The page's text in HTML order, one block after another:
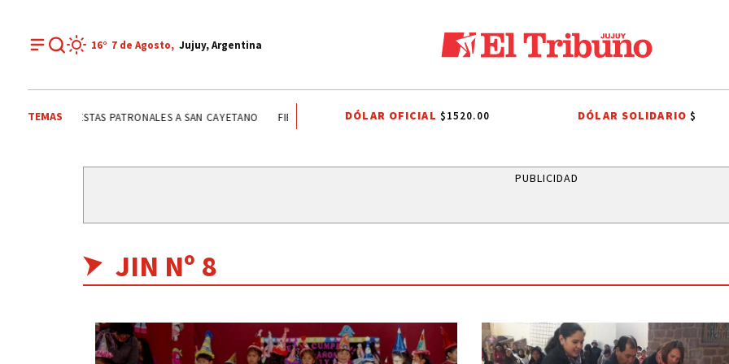
16° 7 de Agosto, Jujuy, Argentina
TEMAS FIESTAS PATRONALES A SAN CAYETANO FIESTAS PATRONALES A SAN CAYETANO FIESTAS PATRONALES A SAN CAYETANO
DÓLAR OFICIAL $1520.00 DÓLAR SOLIDARIO$
PUBLICIDAD
JIN Nº 8